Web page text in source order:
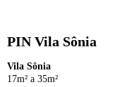
PIN Vila Sônia
Vila Sônia
17m² a 35m²